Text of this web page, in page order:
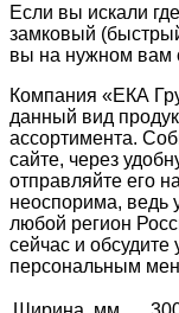
Если вы искали
замковый
вы на нужном вам
Компания «ЕКА
данный вид
ассортимента.
сайте, через
отправляйте его
неоспорима, ведь
любой регион
сейчас и
персональным